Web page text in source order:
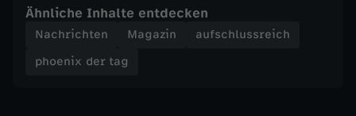
H
Ähnliche Inhalte entdecken
Nachrichten Magazin
aufschlussreich
phoenix der tag